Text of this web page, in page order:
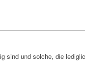
sind und solche, die